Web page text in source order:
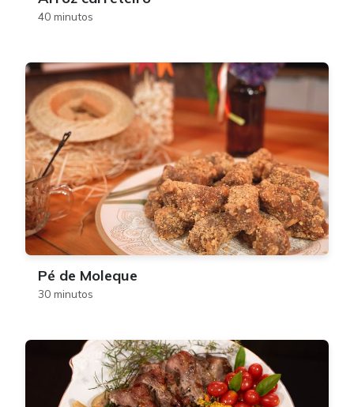
40 minutos
Pé de Moleque
30 minutos